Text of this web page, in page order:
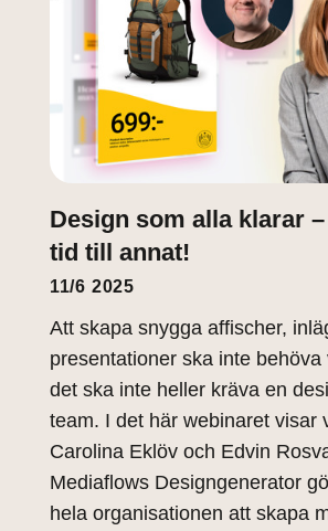
Design som alla klarar
tid till annat!
11/6 2025
Att skapa snygga affischer,
presentationer ska inte behöva
det ska inte heller kräva en
team. I det här webinaret visar
Carolina Eklöv och Edvin
Mediaflows Designgenerator
hela organisationen att skapa